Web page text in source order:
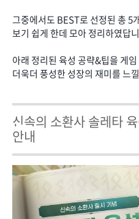
그중에서도 BEST로 선정된 총 5
보기 쉽게 한데 모아 정리하였
아래 정리된 육성 공략&팁을 게
더욱더 풍성한 성장의 재미를 느
신속의 소환사 솔레타
안내